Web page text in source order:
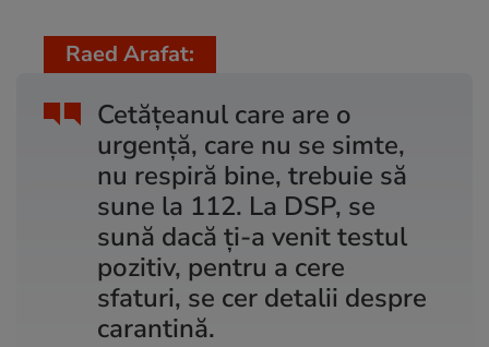
Cetățeanul care are o
urgență, care nu se simte,
nu respiră bine, trebuie să
sune la 112. La DSP, se
sună dacă ți-a venit testul
pozitiv, pentru a cere
sfaturi, se cer detalii despre
carantină.
Raed Arafat: